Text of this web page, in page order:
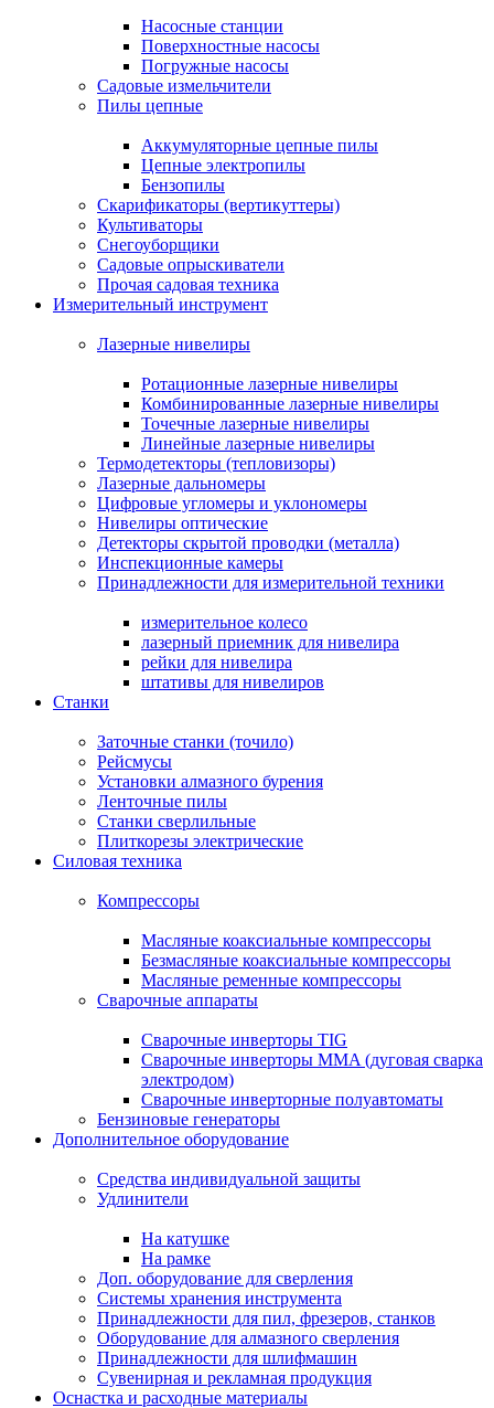
Насосные станции
Поверхностные насосы
Погружные насосы
Садовые измельчители
Пилы цепные
Аккумуляторные цепные пилы
Цепные электропилы
Бензопилы
Скарификаторы (вертикуттеры)
Культиваторы
Снегоуборщики
Садовые опрыскиватели
Прочая садовая техника
Измерительный инструмент
Лазерные нивелиры
Ротационные лазерные нивелиры
Комбинированные лазерные нивелиры
Точечные лазерные нивелиры
Линейные лазерные нивелиры
Термодетекторы (тепловизоры)
Лазерные дальномеры
Цифровые угломеры и уклономеры
Нивелиры оптические
Детекторы скрытой проводки (металла)
Инспекционные камеры
Принадлежности для измерительной техники
измерительное колесо
лазерный приемник для нивелира
рейки для нивелира
штативы для нивелиров
Станки
Заточные станки (точило)
Рейсмусы
Установки алмазного бурения
Ленточные пилы
Станки сверлильные
Плиткорезы электрические
Силовая техника
Компрессоры
Масляные коаксиальные компрессоры
Безмасляные коаксиальные компрессоры
Масляные ременные компрессоры
Сварочные аппараты
Сварочные инверторы TIG
Сварочные инверторы MMA (дуговая сварка
электродом)
Сварочные инверторные полуавтоматы
Бензиновые генераторы
Дополнительное оборудование
Средства индивидуальной защиты
Удлинители
На катушке
На рамке
Доп. оборудование для сверления
Системы хранения инструмента
Принадлежности для пил, фрезеров, станков
Оборудование для алмазного сверления
Принадлежности для шлифмашин
Сувенирная и рекламная продукция
Оснастка и расходные материалы